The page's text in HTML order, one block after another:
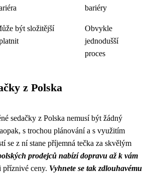
bariéry
být složitější
Obvykle
jednodušší
proces
z Polska
sedačky z Polska nemusí být žádný
s trochou plánování a s využitím
se z ní stane příjemná tečka za skvělým
prodejců nabízí dopravu až k vám
příznivé ceny. Vyhnete se tak zdlouhavému